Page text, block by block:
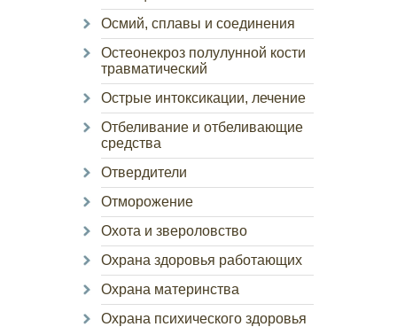
Осмий, сплавы и соединения
Остеонекроз полулунной кости
травматический
Острые интоксикации, лечение
Отбеливание и отбеливающие
средства
Отвердители
Отморожение
Охота и звероловство
Охрана здоровья работающих
Охрана материнства
Охрана психического здоровья